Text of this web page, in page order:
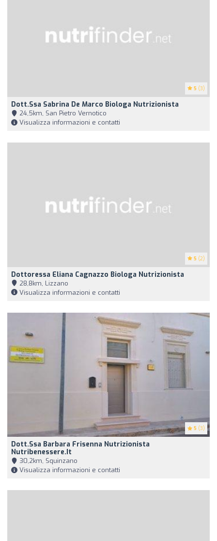
5 (3)
Dott.ssa Sabrina De Marco Biologa Nutrizionista
24,5km, San Pietro Vernotico
Visualizza informazioni e contatti
5 (2)
Dottoressa Eliana Cagnazzo Biologa Nutrizionista
28,8km, Lizzano
Visualizza informazioni e contatti
5 (3)
Dott.ssa Barbara Frisenna Nutrizionista
Nutribenessere.it
30,2km, Squinzano
Visualizza informazioni e contatti